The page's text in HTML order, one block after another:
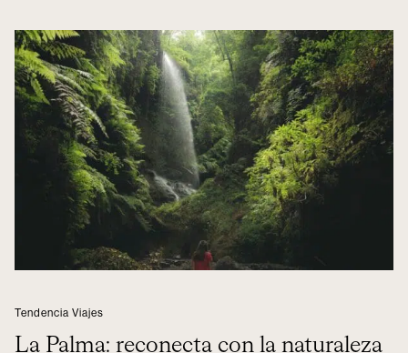
Tendencia Viajes
La Palma: reconecta con la naturaleza